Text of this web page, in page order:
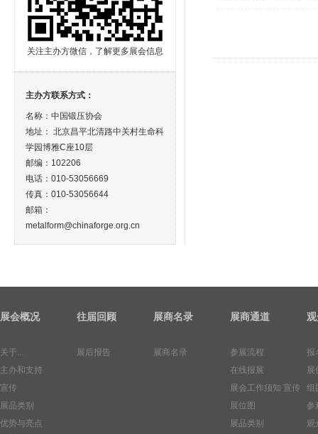
关注主办方微信，了解更多展会信息
主办方联系方式：
名称：中国锻压协会
地址： 北京昌平北清路中关村生命科
学园博雅C座10层
邮编：102206
电话：010-53056669
传真：010-53056644
邮箱：
metalform@chinaforge.org.cn
展会概况
关于...
主办和支持
宣传
展品类别
优势与亮点
往届回顾
展后报告
展商名录
展商名录
展商通道
参展流程
在线报展
展会工作须知 宣传
展位图
展品类别
报
展
组
参
观